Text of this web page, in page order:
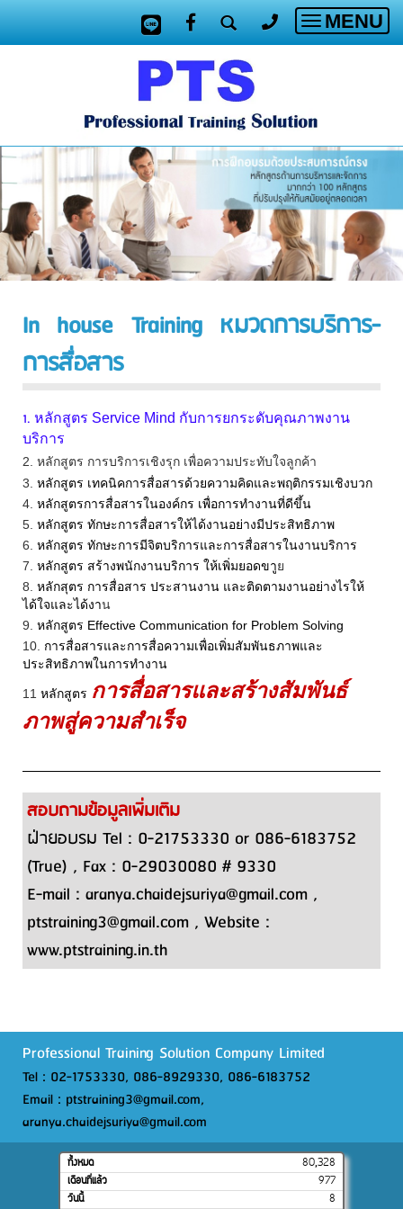
Toggle
MENU
In house Training หมวดการบริการ-
การสื่อสาร
1. หลักสูตร Service Mind กับการยกระดับคุณภาพงาน
บริการ
2. หลักสูตร การบริการเชิงรุก เพื่อความประทับใจลูกค้า
3. หลักสูตร เทคนิคการสื่อสารด้วยความคิดและพฤติกรรมเชิงบวก
4. หลักสูตรการสื่อสารในองค์กร เพื่อการทำงานที่ดีขึ้น
5. หลักสูตร ทักษะการสื่อสารให้ได้งานอย่างมีประสิทธิภาพ
6. หลักสูตร ทักษะการมีจิตบริการและการสื่อสารในงานบริการ
7. หลักสูตร สร้างพนักงานบริการ ให้เพิ่มยอดขาูย
8. หลักสุตร การสื่อสาร ประสานงาน และติดตามงานอย่างไรให้
ได้ใจและได้งาน
9. หลักสูตร Effective Communication for Problem Solving
10. การสื่อสารและการสื่อความเพื่อเพิ่มสัมพันธภาพและ
ประสิทธิภาพในการทำงาน
11 หลักสูตร การสื่อสารและสร้างสัมพันธ์
ภาพสู่ความสำเร็จ
สอบถามข้อมูลเพิ่มเติม
ฝ่ายอบรม Tel : 0-21753330 or 086-6183752
(True) , Fax : 0-29030080 # 9330
E-mail : aranya.chaidejsuriya@gmail.com ,
ptstraining3@gmail.com , Website :
www.ptstraining.in.th
Professional Training Solution Company Limited
Tel : 02-1753330, 086-8929330, 086-6183752
Email : ptstraining3@gmail.com,
aranya.chaidejsuriya@gmail.com
ทั้งหมด
80,328
เดือนที่แล้ว
977
วันนี้
8